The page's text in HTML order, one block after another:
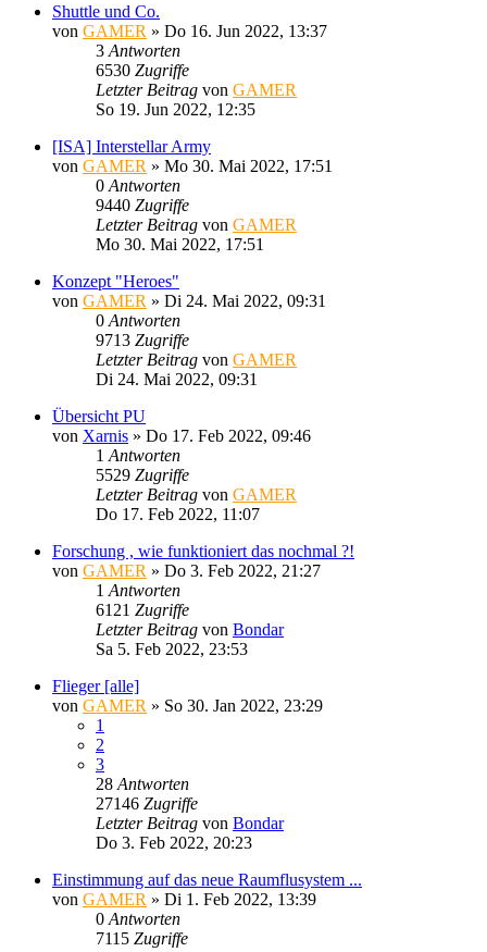
Shuttle und Co.
von GAMER » Do 16. Jun 2022, 13:37
3 Antworten
6530 Zugriffe
Letzter Beitrag von GAMER
So 19. Jun 2022, 12:35
[ISA] Interstellar Army
von GAMER » Mo 30. Mai 2022, 17:51
0 Antworten
9440 Zugriffe
Letzter Beitrag von GAMER
Mo 30. Mai 2022, 17:51
Konzept "Heroes"
von GAMER » Di 24. Mai 2022, 09:31
0 Antworten
9713 Zugriffe
Letzter Beitrag von GAMER
Di 24. Mai 2022, 09:31
Übersicht PU
von Xarnis » Do 17. Feb 2022, 09:46
1 Antworten
5529 Zugriffe
Letzter Beitrag von GAMER
Do 17. Feb 2022, 11:07
Forschung , wie funktioniert das nochmal ?!
von GAMER » Do 3. Feb 2022, 21:27
1 Antworten
6121 Zugriffe
Letzter Beitrag von Bondar
Sa 5. Feb 2022, 23:53
Flieger [alle]
von GAMER » So 30. Jan 2022, 23:29
1
2
3
28 Antworten
27146 Zugriffe
Letzter Beitrag von Bondar
Do 3. Feb 2022, 20:23
Einstimmung auf das neue Raumflusystem ...
von GAMER » Di 1. Feb 2022, 13:39
0 Antworten
7115 Zugriffe